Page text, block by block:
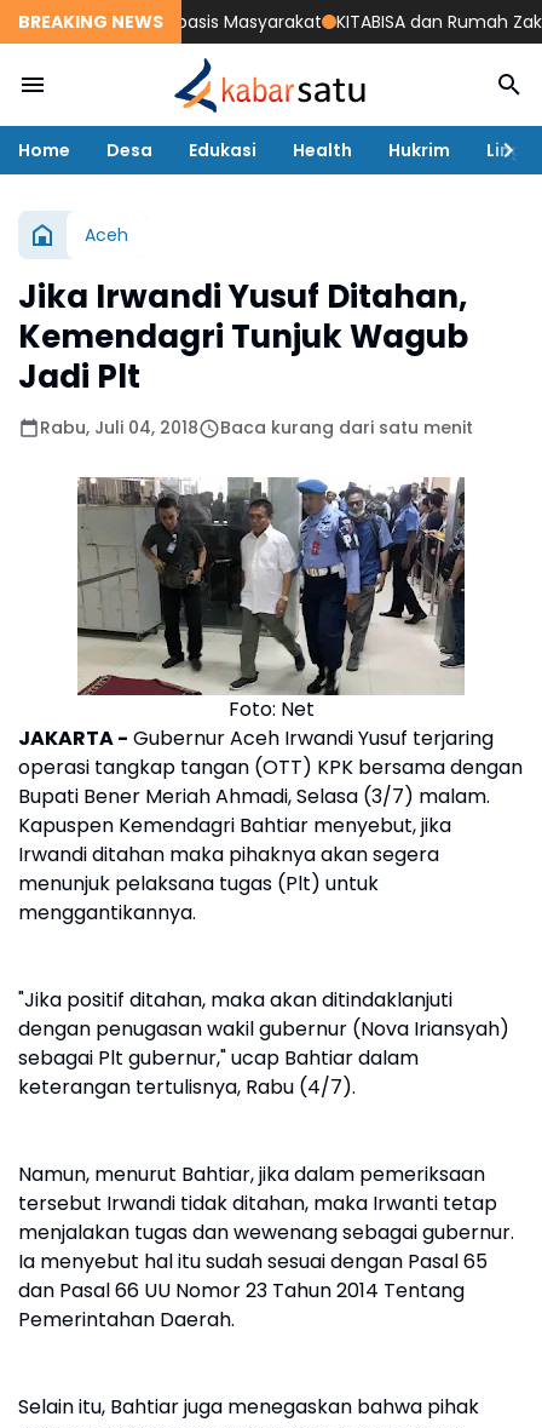
BREAKING NEWS
Sanitasi Berbasis Masyarakat KITABISA dan Rumah Zakat
Home Desa Edukasi Health Hukrim
Aceh
Jika Irwandi Yusuf Ditahan,
Kemendagri Tunjuk Wagub
Jadi Plt
Rabu, Juli 04, 2018 Baca kurang dari satu menit
Foto: Net
JAKARTA - Gubernur Aceh Irwandi Yusuf terjaring
operasi tangkap tangan (OTT) KPK bersama dengan
Bupati Bener Meriah Ahmadi, Selasa (3/7) malam.
Kapuspen Kemendagri Bahtiar menyebut, jika
Irwandi ditahan maka pihaknya akan segera
menunjuk pelaksana tugas (Plt) untuk
menggantikannya.
"Jika positif ditahan, maka akan ditindaklanjuti
dengan penugasan wakil gubernur (Nova Iriansyah)
sebagai Plt gubernur," ucap Bahtiar dalam
keterangan tertulisnya, Rabu (4/7).
Namun, menurut Bahtiar, jika dalam pemeriksaan
tersebut Irwandi tidak ditahan, maka Irwanti tetap
menjalakan tugas dan wewenang sebagai gubernur.
Ia menyebut hal itu sudah sesuai dengan Pasal 65
dan Pasal 66 UU Nomor 23 Tahun 2014 Tentang
Pemerintahan Daerah.
Selain itu, Bahtiar juga menegaskan bahwa pihak